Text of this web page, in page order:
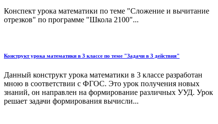
Конспект урока математики по теме "Сложение и вычитание
отрезков" по программе "Школа 2100"...
Конструкт урока математики в 3 классе по теме "Задачи в 3 действия"
Данный конструкт урока математики в 3 классе разработан
мною в соответствии с ФГОС. Это урок получения новых
знаний, он направлен на формирование различных УУД. Урок
решает задачи формирования вычисли...